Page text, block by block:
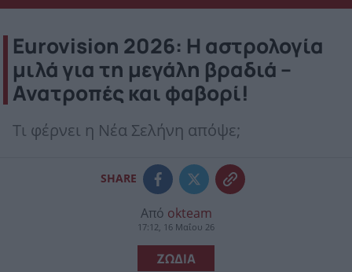
Eurovision 2026: Η αστρολογία
μιλά για τη μεγάλη βραδιά –
Ανατροπές και φαβορί!
Τι φέρνει η Νέα Σελήνη απόψε;
SHARE
Από okteam
17:12, 16 Μαΐου 26
ΖΩΔΙΑ